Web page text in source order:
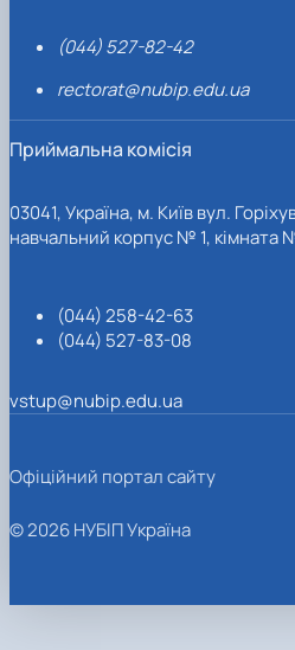
(044) 527-82-42
rectorat@nubip.edu.ua
Приймальна комісія
03041, Україна, м. Київ вул.
навчальний корпус № 1, кімната
(044) 258-42-63
(044) 527-83-08
vstup@nubip.edu.ua
Офіційний портал сайту
© 2026 НУБІП Україна